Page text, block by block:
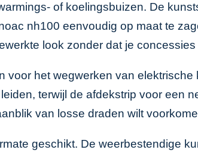
of koelingsbuizen. De
nh100 eenvoudig op maat te
look zonder dat je
het wegwerken van
terwijl de afdekstrip voor een
van losse draden wilt
geschikt. De weerbestendige